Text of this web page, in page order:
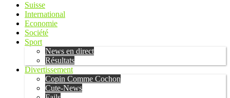
Suisse
International
Economie
Société
Sport
News en direct
Résultats
Divertissement
Copin Comme Cochon
Cute-News